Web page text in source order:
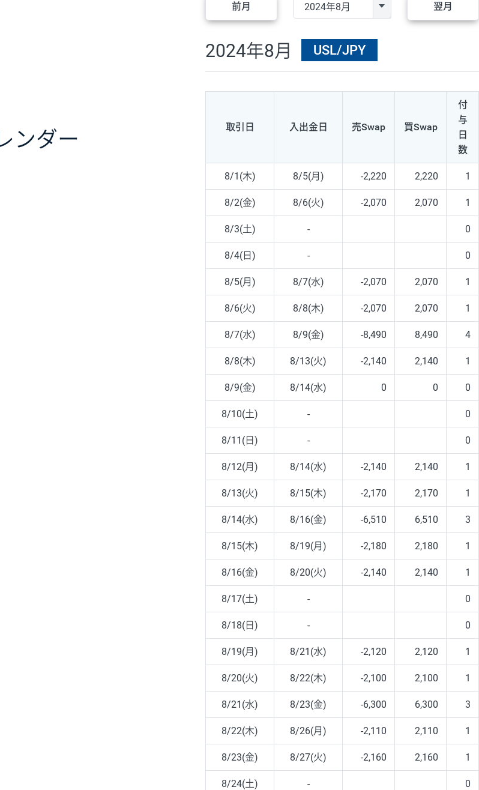
ンダー
前月 翌月
2024年8月 USL/JPY
取引日 入出金日 売Swap 買Swap
付
与
日
数
8/1(木) 8/5(月) -2,220 2,220 1
8/2(金) 8/6(火) -2,070 2,070 1
8/3(土) - 0
8/4(日) - 0
8/5(月) 8/7(水) -2,070 2,070 1
8/6(火) 8/8(木) -2,070 2,070 1
8/7(水) 8/9(金) -8,490 8,490 4
8/8(木) 8/13(火) -2,140 2,140 1
8/9(金) 8/14(水) 0 0 0
8/10(土) - 0
8/11(日) - 0
8/12(月) 8/14(水) -2,140 2,140 1
8/13(火) 8/15(木) -2,170 2,170 1
8/14(水) 8/16(金) -6,510 6,510 3
8/15(木) 8/19(月) -2,180 2,180 1
8/16(金) 8/20(火) -2,140 2,140 1
8/17(土) - 0
8/18(日) - 0
8/19(月) 8/21(水) -2,120 2,120 1
8/20(火) 8/22(木) -2,100 2,100 1
8/21(水) 8/23(金) -6,300 6,300 3
8/22(木) 8/26(月) -2,110 2,110 1
8/23(金) 8/27(火) -2,160 2,160 1
8/24(土) - 0